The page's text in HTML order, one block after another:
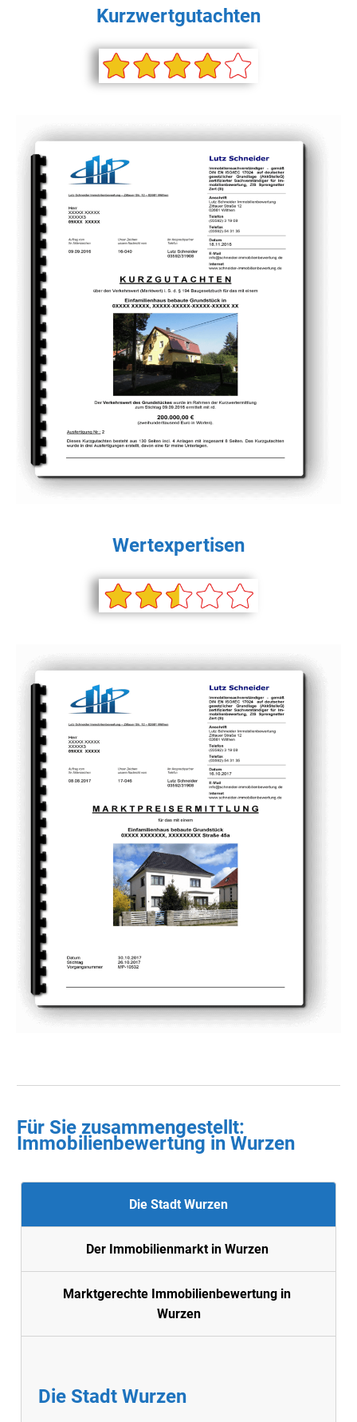
Kurzwertgutachten
Wertexpertisen
Für Sie zusammengestellt :
Immobilienbewertung in Wurzen
Die Stadt Wurzen
Der Immobilienmarkt in Wurzen
Marktgerechte Immobilienbewertung in
Wurzen
Die Stadt Wurzen